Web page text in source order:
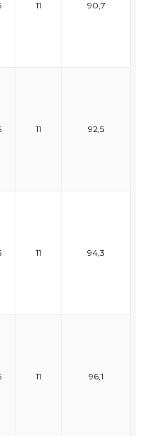
11 90,7
11 92,5
11 94,3
11 96,1